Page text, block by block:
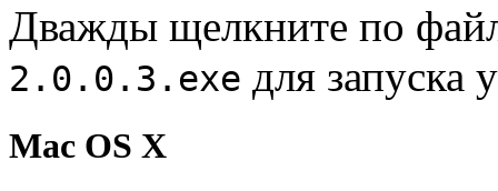
Дважды щелкните по
2.0.0.3.exe для запуска
Mac OS X